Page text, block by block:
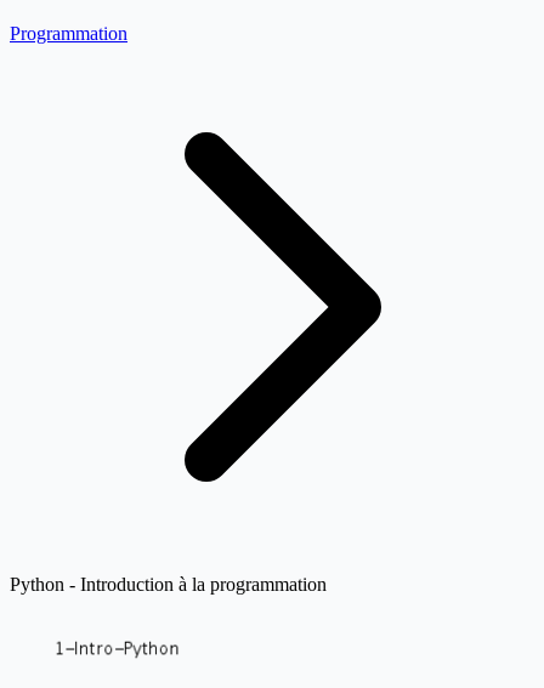
Programmation
Python - Introduction à la programmation